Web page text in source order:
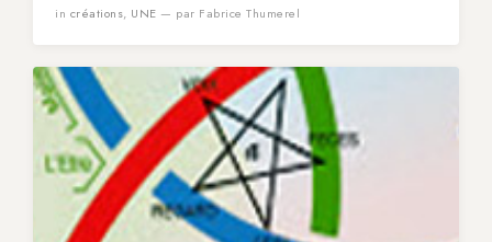
in créations, UNE — par Fabrice Thumerel